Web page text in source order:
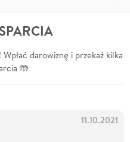
darowiznę i przekaż kilka
🤲
11.10.2021